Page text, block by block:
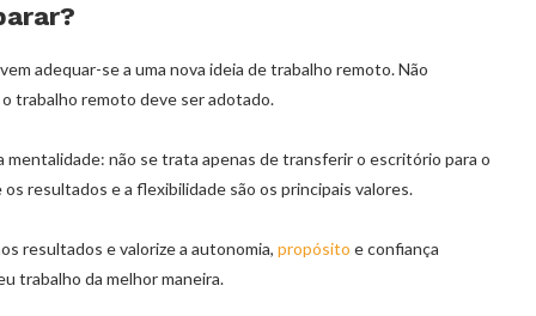
adequar-se a uma nova ideia de trabalho remoto. Não
trabalho remoto deve ser adotado.
não se trata apenas de transferir o escritório para o
resultados e a flexibilidade são os principais valores.
resultados e valorize a autonomia, propósito e confiança
trabalho da melhor maneira.